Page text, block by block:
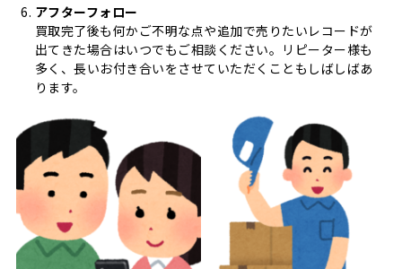
アフターフォロー
買取完了後も何かご不明な点や追加で売りたいレコードが
出てきた場合はいつでもご相談ください。リピーター様も
多く、長いお付き合いをさせていただくこともしばしばあ
ります。